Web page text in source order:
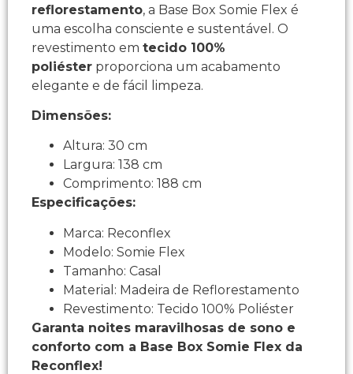
reflorestamento, a Base Box Somie Flex é
uma escolha consciente e sustentável. O
revestimento em tecido 100%
poliéster proporciona um acabamento
elegante e de fácil limpeza.
Dimensões:
Altura: 30 cm
Largura: 138 cm
Comprimento: 188 cm
Especificações:
Marca: Reconflex
Modelo: Somie Flex
Tamanho: Casal
Material: Madeira de Reflorestamento
Revestimento: Tecido 100% Poliéster
Garanta noites maravilhosas de sono e
conforto com a Base Box Somie Flex da
Reconflex!